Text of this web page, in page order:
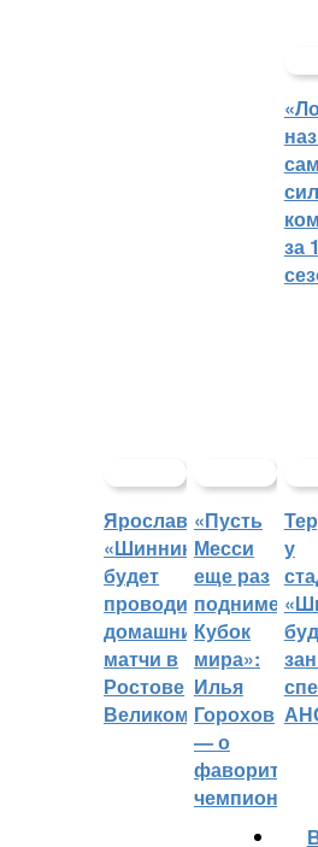
за
Ярославский
«Шинник»
будет
проводить
домашние
матчи в
Ростове
Великом
«Пусть
Месси
еще раз
поднимет
Кубок
мира»:
Илья
Горохов
— о
фаворитах
чемпионата
у